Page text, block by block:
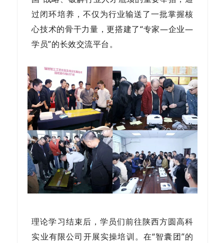
过闭环培养，不仅为行业输送了一批掌握核
心技术的骨干力量，更搭建了“专家—企业—
学员”的长效交流平台。
理论学习结束后，学员们前往陕西方圆高科
实业有限公司开展实操培训。在“智囊团”的